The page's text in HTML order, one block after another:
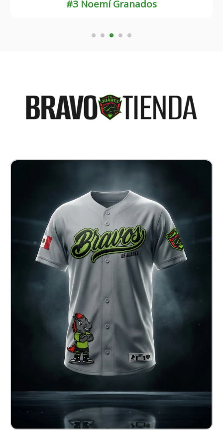
#23 Blanca Solís
Jersey Baseball Bravos
$ 900.00 MXN